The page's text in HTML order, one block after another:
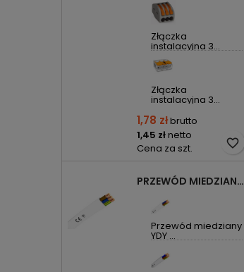
Złączka
instalacyjna 3...
Złączka
instalacyjna 3...
1,78 złbrutto
1,45 złnetto
Cena za szt.
favorite_border
PRZEWÓD MIEDZIANY YDYP DRUT 3X1,5MM2 ŻO 450/750V
Przewód miedziany
YDY ...